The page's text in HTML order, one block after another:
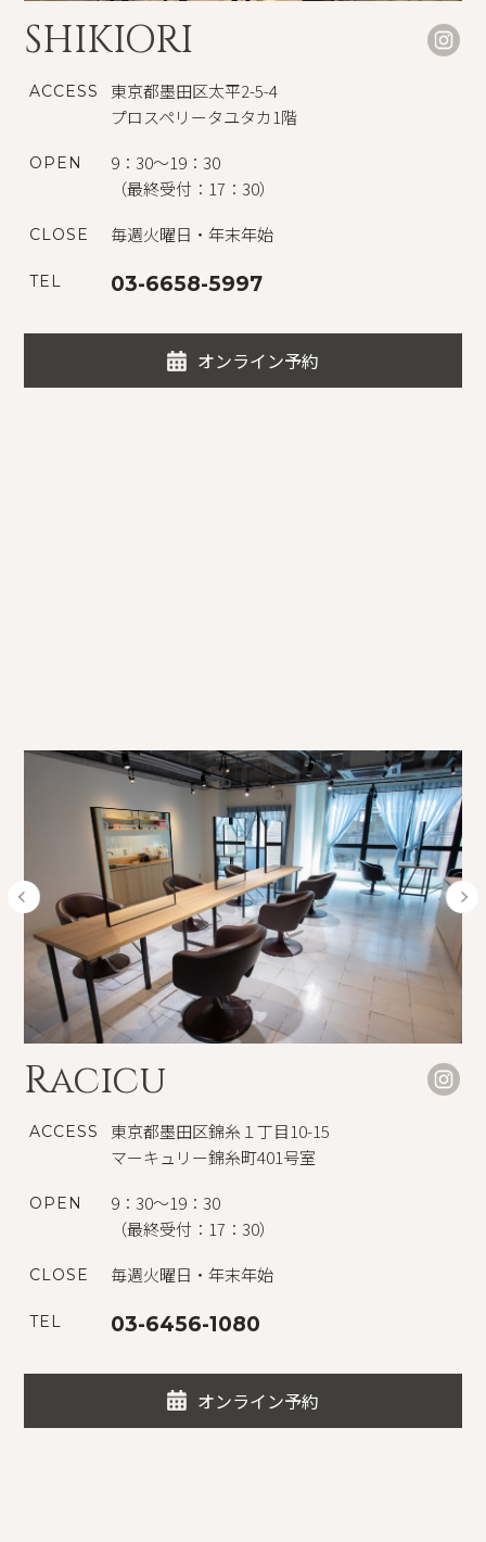
SHIKIORI
ACCESS
東京都墨田区太平2-5-4
プロスペリータユタカ1階
OPEN
9：30～19：30
（最終受付：17：30）
CLOSE 毎週火曜日・年末年始
TEL 03-6658-5997
オンライン予約
Racicu
ACCESS
東京都墨田区錦糸１丁目10-15
マーキュリー錦糸町401号室
OPEN
9：30～19：30
（最終受付：17：30）
CLOSE 毎週火曜日・年末年始
TEL 03-6456-1080
オンライン予約